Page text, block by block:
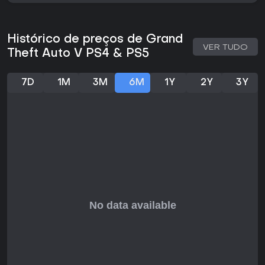
oferece diferentes tipos de atividade. Os Heists
cooperativos exigem planejamento e execução de assaltos
de grande porte, com papéis bem definidos. As Stunt Races
Os Adversary Modes colocam grupos em competições
baseadas em objetivos. Os espaços sociais permitem
jogadores novos ou que reiniciarem o progresso escolham
Histórico de preços de Grand
Theft Auto V PS4 & PS5
VER TUDO
7D 1M 3M 6M 1Y 2Y 3Y